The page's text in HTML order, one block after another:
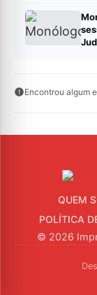
Encontrou algum
QUEM
POLÍTICA
© 2026